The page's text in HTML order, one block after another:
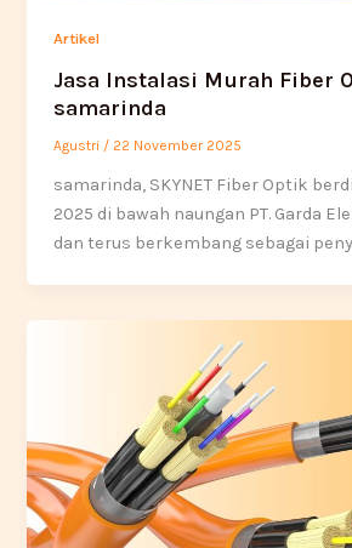
Artikel
Jasa Instalasi Murah Fiber
samarinda
Agustri / 22 November 2025
samarinda, SKYNET Fiber Optik
2025 di bawah naungan PT. Garda
dan terus berkembang sebagai